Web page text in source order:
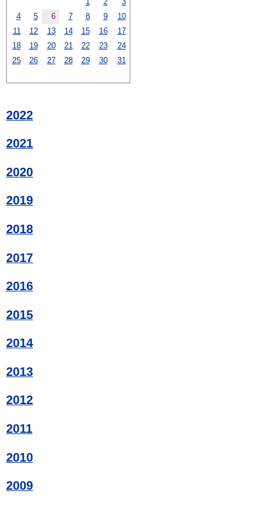
4
5 6 7 8 9
10
11
12 13 14 15 16
17
18
19 20 21 22 23
24
25
26 27 28 29 30 31
2022
2021
2020
2019
2018
2017
2016
2015
2014
2013
2012
2011
2010
2009